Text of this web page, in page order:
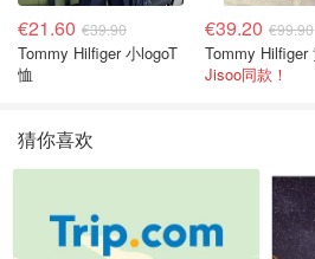
€21.60 €39.90
Tommy Hilfiger 小logoT
恤
€39.20 €99.90
Jisoo同款！
猜你喜欢